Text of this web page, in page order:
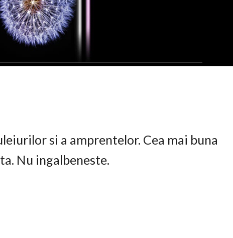
si a amprentelor. Cea mai buna
Nu ingalbeneste.